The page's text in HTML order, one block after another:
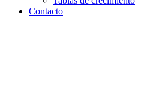
Contacto